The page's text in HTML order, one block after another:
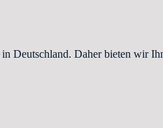
Deutschland. Daher bieten wir